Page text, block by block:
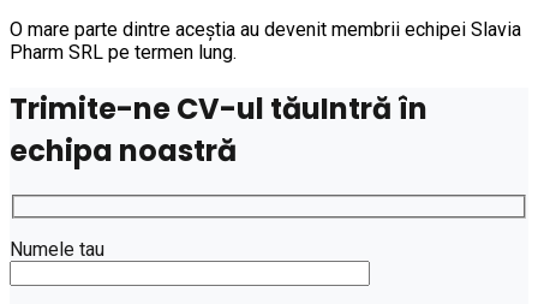
O mare parte dintre aceștia au devenit membrii echipei Slavia
Pharm SRL pe termen lung.
Trimite-ne CV-ul tăuIntră în
echipa noastră
Numele tau